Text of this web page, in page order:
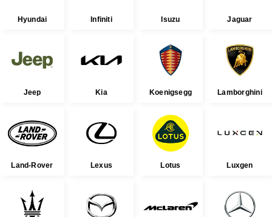
Hyundai Infiniti Isuzu Jaguar
Jeep Kia Koenigsegg Lamborghini
Land-Rover Lexus Lotus Luxgen